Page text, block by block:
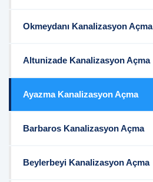
Okmeydanı Kanalizasyon Açma
Altunizade Kanalizasyon Açma
Ayazma Kanalizasyon Açma
Barbaros Kanalizasyon Açma
Beylerbeyi Kanalizasyon Açma